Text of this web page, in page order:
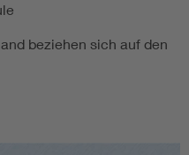
beziehen sich auf den